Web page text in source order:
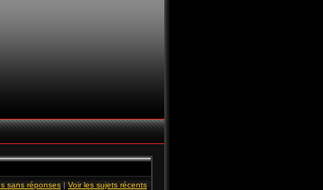
sans réponses | Voir les sujets récents